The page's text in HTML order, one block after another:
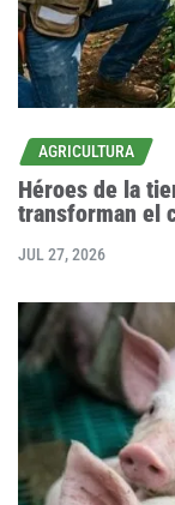
AGRICULTURA
Héroes de la
transforman el
JUL 27, 2026